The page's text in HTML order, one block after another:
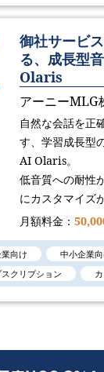
御社サービ
る、成長型
Olaris
アーニーMLG
自然な会話を正
す、学習成長型
AI Olaris。
低音質への耐性
にカスタマイズ
月額料金：
向け
中小企業
クリプション